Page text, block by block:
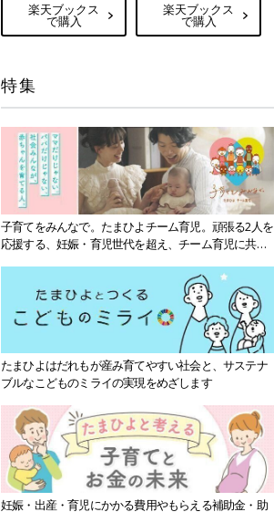
楽天ブックス
で購入
楽天ブックス
で購入
特集
子育てをみんなで。たまひよチーム育児。頑張る2人を
応援する、妊娠・育児世代を超え、チーム育児に共感
たまひよはだれもが産み育てやすい社会と、サステナ
ブルなこどものミライの実現をめざします
妊娠・出産・育児にかかる費用やもらえる補助金・助